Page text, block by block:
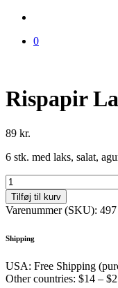
0
Rispapir
89 kr.
6 stk. med laks, salat,
Rispapir
Laks
antal
Tilføj til kurv
Varenummer (SKU): 497
Shipping
USA: Free Shipping
Other countries: $14 –